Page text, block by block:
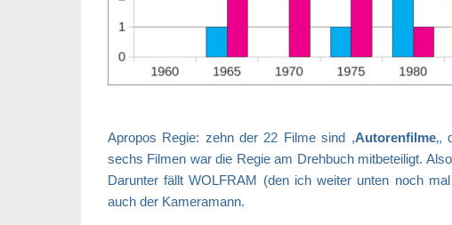
Apropos Regie: zehn der 22 Filme sind ,Autorenfilme‚,
sechs Filmen war die Regie am Drehbuch mitbeteiligt.
Darunter fällt WOLFRAM (den ich weiter unten noch
auch der Kameramann.